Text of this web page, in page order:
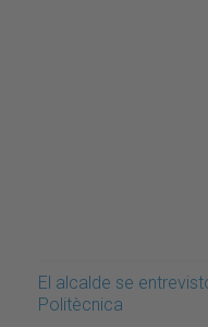
El alcalde se
Politècnica